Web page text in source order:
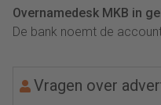
Overnamedesk MKB in
De bank noemt de
Vragen over